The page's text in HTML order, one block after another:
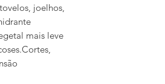
joelhos,
mais leve